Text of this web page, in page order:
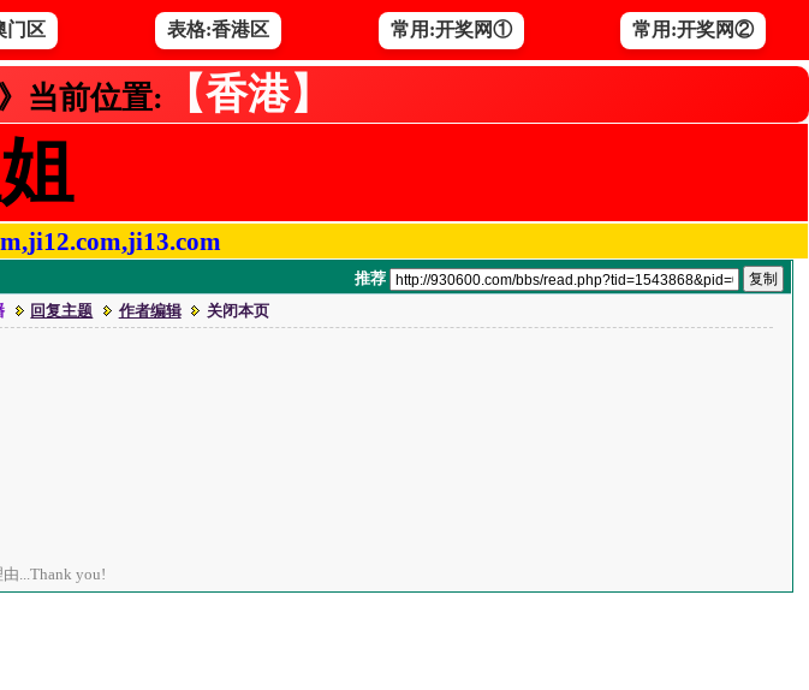
门区 表格:香港区 常用:开奖网① 常用:开奖网②
当前位置: 【香港】
推荐
回复主题 作者编辑 关闭本页
...Thank you!